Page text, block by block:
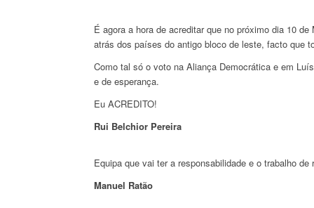
É agora a hora de acreditar que no próximo dia 10
atrás dos países do antigo bloco de leste, facto que
Como tal só o voto na Aliança Democrática e em
e de esperança.
Eu ACREDITO!
Rui Belchior Pereira
Equipa que vai ter a responsabilidade e o trabalho
Manuel Ratão